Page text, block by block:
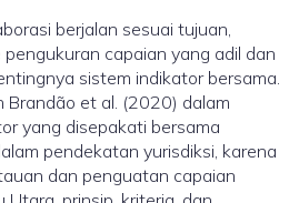
berjalan sesuai tujuan,
capaian yang adil dan
sistem indikator bersama.
Brandão et al. (2020) dalam
yang disepakati bersama
pendekatan yurisdiksi, karena
dan penguatan capaian